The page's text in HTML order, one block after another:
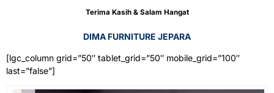
Terima Kasih & Salam Hangat
DIMA FURNITURE JEPARA
[lgc_column grid=”50″ tablet_grid=”50″ mobile_grid=”100″
last=”false”]